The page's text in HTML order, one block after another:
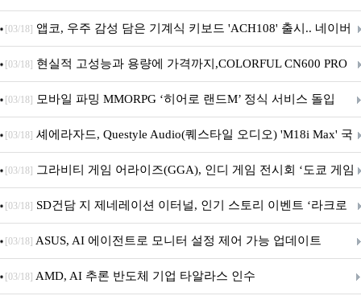
니터·스마트 펫 침대 기부
[03/18] 앱코, 우주 감성 담은 기계식 키보드 'ACH108' 출시.. 네이버
브랜드데이 기획전 진행
[03/18] 현실적 고성능과 용량에 가격까지,COLORFUL CN600 PRO
M.2 NVMe 디앤디컴 1TB
[03/18] 모바일 파밍 MMORPG ‘히어로 랜드M’ 정식 서비스 돌입
[03/18] 셰에라자드, Questyle Audio(퀘스타일 오디오) 'M18i Max' 국
내 정식 출시
[03/18] 그라비티 게임 어라이즈(GGA), 인디 게임 전시회 ‘도쿄 게임
던전 13’ 참가!
[03/18] SD건담 지 제네레이션 이터널, 인기 스토리 이벤트 ‘라크로
아의 용사’ 재개최 및 풍성한 기념 이벤트 실시!
[03/18] ASUS, AI 에이전트로 모니터 설정 제어 가능 업데이트
[03/18] AMD, AI 추론 반도체 기업 타알라스 인수